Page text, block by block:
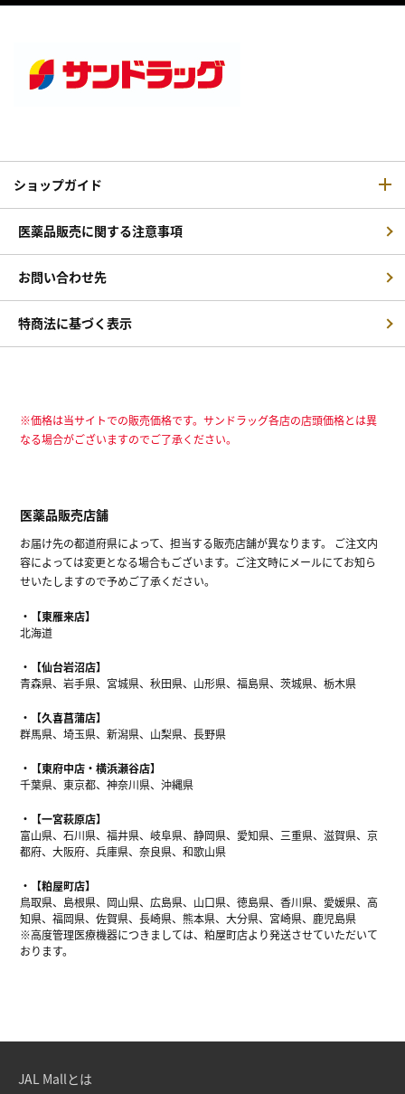
ショップガイド
医薬品販売に関する注意事項
お問い合わせ先
特商法に基づく表示
※価格は当サイトでの販売価格です。サンドラッグ各店の店頭価格とは異
なる場合がございますのでご了承ください。
医薬品販売店舗
お届け先の都道府県によって、担当する販売店舗が異なります。 ご注文内
容によっては変更となる場合もございます。ご注文時にメールにてお知ら
せいたしますので予めご了承ください。
【東雁来店】
北海道
【仙台岩沼店】
青森県、岩手県、宮城県、秋田県、山形県、福島県、茨城県、栃木県
【久喜菖蒲店】
群馬県、埼玉県、新潟県、山梨県、長野県
【東府中店・横浜瀬谷店】
千葉県、東京都、神奈川県、沖縄県
【一宮萩原店】
富山県、石川県、福井県、岐阜県、静岡県、愛知県、三重県、滋賀県、京
都府、大阪府、兵庫県、奈良県、和歌山県
【粕屋町店】
鳥取県、島根県、岡山県、広島県、山口県、徳島県、香川県、愛媛県、高
知県、福岡県、佐賀県、長崎県、熊本県、大分県、宮崎県、鹿児島県
※高度管理医療機器につきましては、粕屋町店より発送させていただいて
おります。
JAL Mallとは